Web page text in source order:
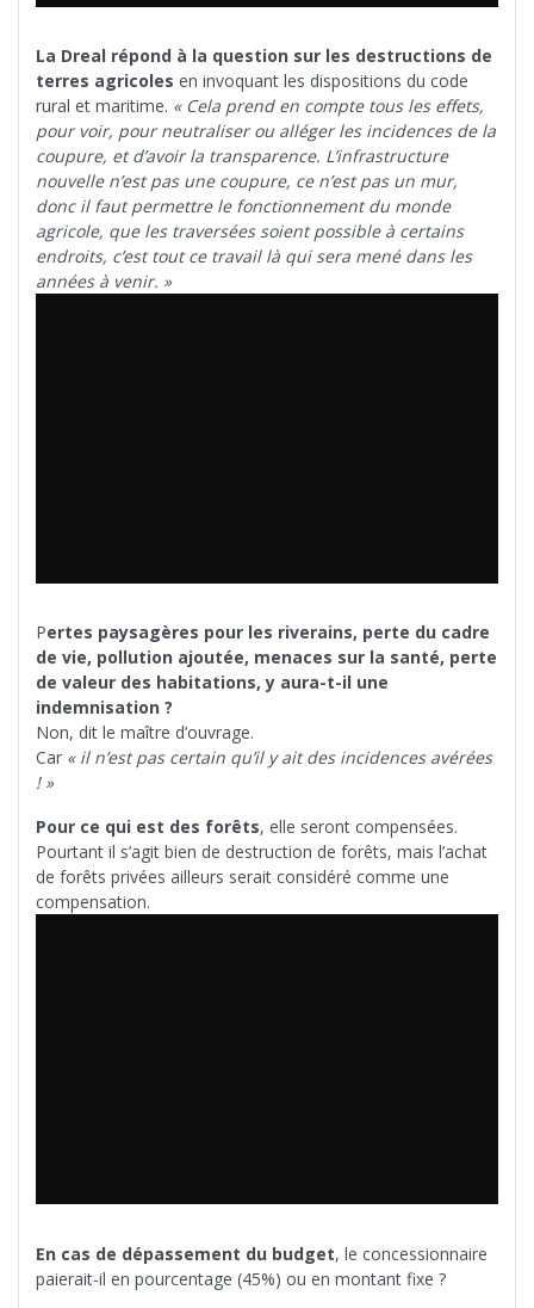
La Dreal répond à la question sur les destructions de
terres agricoles en invoquant les dispositions du code
rural et maritime. « Cela prend en compte tous les effets,
pour voir, pour neutraliser ou alléger les incidences de la
coupure, et d’avoir la transparence. L’infrastructure
nouvelle n’est pas une coupure, ce n’est pas un mur,
donc il faut permettre le fonctionnement du monde
agricole, que les traversées soient possible à certains
endroits, c’est tout ce travail là qui sera mené dans les
années à venir. »
Pertes paysagères pour les riverains, perte du cadre
de vie, pollution ajoutée, menaces sur la santé, perte
de valeur des habitations, y aura-t-il une
indemnisation ?
Non, dit le maître d’ouvrage.
Car « il n’est pas certain qu’il y ait des incidences avérées
! »
Pour ce qui est des forêts, elle seront compensées.
Pourtant il s’agit bien de destruction de forêts, mais l’achat
de forêts privées ailleurs serait considéré comme une
compensation.
En cas de dépassement du budget, le concessionnaire
paierait-il en pourcentage (45%) ou en montant fixe ?